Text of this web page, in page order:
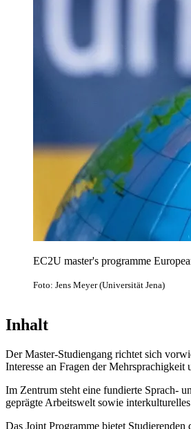
EC2U master's programme
Foto: Jens Meyer (Universität Jena)
Inhalt
Der Master-Studiengang richtet sich
Interesse an Fragen der
Im Zentrum steht eine fundierte Sprach-
geprägte Arbeitswelt sowie
Das Joint Programme bietet